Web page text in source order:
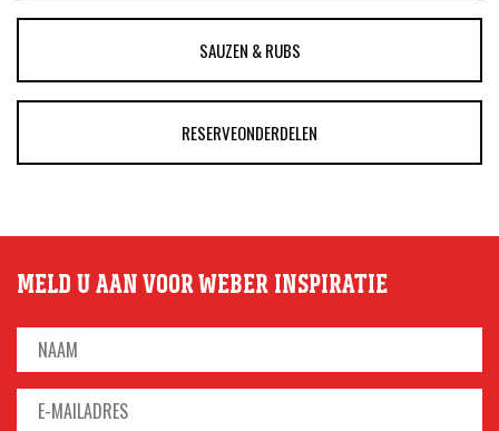
SAUZEN & RUBS
RESERVEONDERDELEN
MELD U AAN VOOR WEBER INSPIRATIE